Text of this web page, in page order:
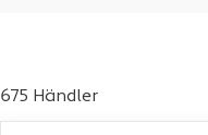
675 Händler